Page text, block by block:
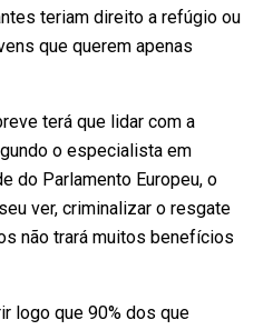
teriam direito a refúgio ou
que querem apenas
terá que lidar com a
o especialista em
do Parlamento Europeu, o
ver, criminalizar o resgate
não trará muitos benefícios
logo que 90% dos que